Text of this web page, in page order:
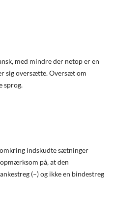
med mindre der netop er en
sig oversætte. Oversæt om
sprog.
indskudte sætninger
på, at den
(–) og ikke en bindestreg